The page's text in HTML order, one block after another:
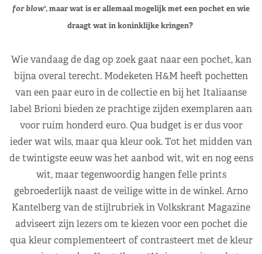
for blow', maar wat is er allemaal mogelijk met een pochet en wie
draagt wat in koninklijke kringen?
Wie vandaag de dag op zoek gaat naar een pochet, kan
bijna overal terecht. Modeketen H&M heeft pochetten
van een paar euro in de collectie en bij het Italiaanse
label Brioni bieden ze prachtige zijden exemplaren aan
voor ruim honderd euro. Qua budget is er dus voor
ieder wat wils, maar qua kleur ook. Tot het midden van
de twintigste eeuw was het aanbod wit, wit en nog eens
wit, maar tegenwoordig hangen felle prints
gebroederlijk naast de veilige witte in de winkel. Arno
Kantelberg van de stijlrubriek in Volkskrant Magazine
adviseert zijn lezers om te kiezen voor een pochet die
qua kleur complementeert of contrasteert met de kleur